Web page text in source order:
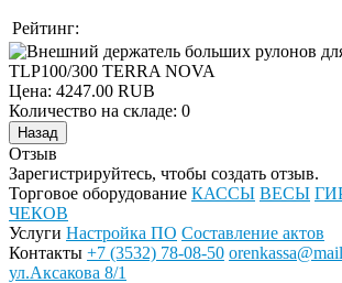
Рейтинг:
Цена: 4247.00 RUB
Количество на складе: 0
Отзыв
Зарегистрируйтесь, чтобы создать отзыв.
Торговое оборудование КАССЫ ВЕСЫ
ЧЕКОВ
Услуги Настройка ПО Составление актов
Контакты +7 (3532) 78-08-50
ул.Аксакова 8/1